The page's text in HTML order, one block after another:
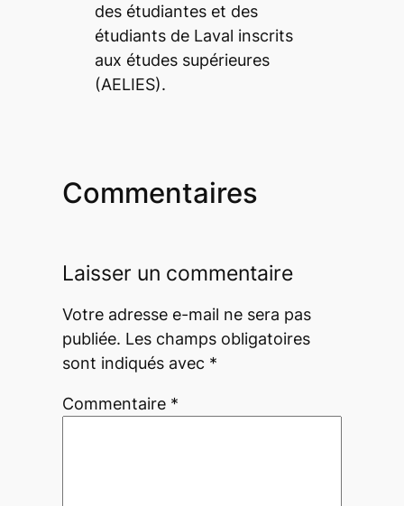
des étudiantes et des
étudiants de Laval inscrits
aux études supérieures
(AELIES).
Commentaires
Laisser un commentaire
Votre adresse e-mail ne sera pas
publiée. Les champs obligatoires
sont indiqués avec *
Commentaire *